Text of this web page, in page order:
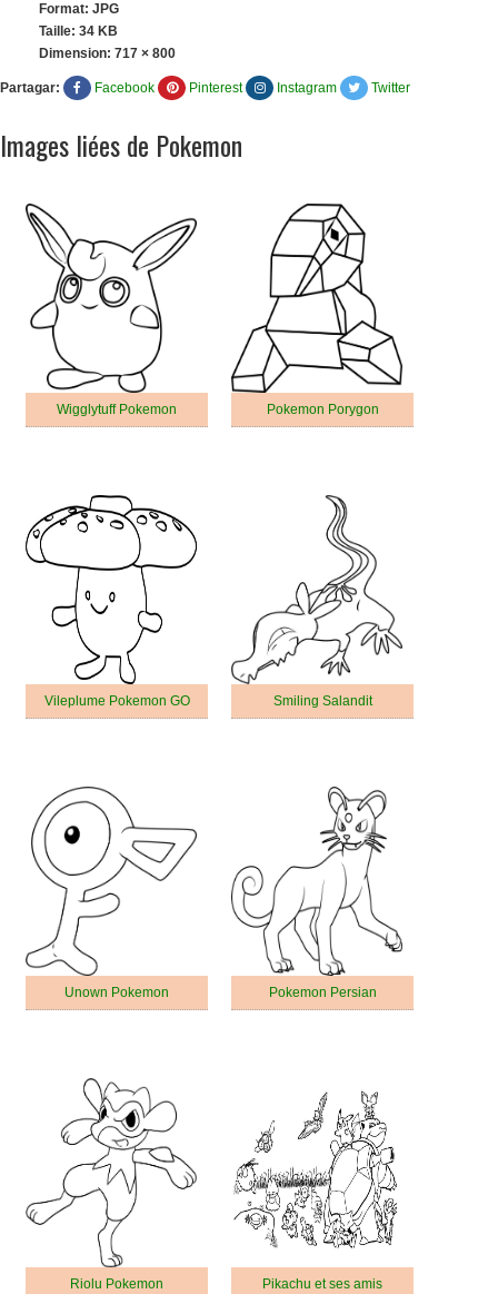
Format: JPG
Taille: 34 KB
Dimension: 717 × 800
Partagar: Facebook Pinterest Instagram Twitter
Images liées de Pokemon
Wigglytuff Pokemon Pokemon Porygon
Vileplume Pokemon GO Smiling Salandit
Unown Pokemon Pokemon Persian
Riolu Pokemon Pikachu et ses amis